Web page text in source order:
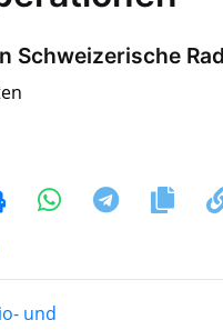
Schweizerische